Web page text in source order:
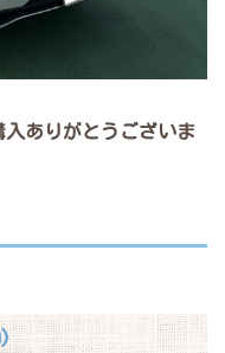
ありがとうございま